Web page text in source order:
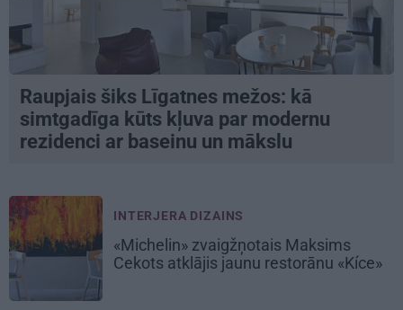
Raupjais šiks Līgatnes mežos: kā
simtgadīga kūts kļuva par modernu
rezidenci ar baseinu un mākslu
INTERJERA DIZAINS
«Michelin» zvaigžņotais Maksims
Cekots atklājis jaunu restorānu «Kíce»